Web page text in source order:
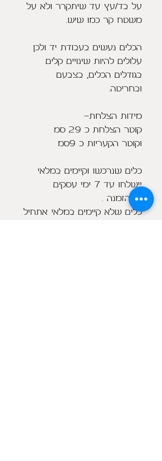
על בד/עץ עד שיתקרר ולא על
משטח קר כמו שיש.
הכלים נעשים בעבודת יד ולכן
עלולים להיות שינויים קלים
בגודלים הכלים, בצבעם
ובחריטה.
מידות הצלחת-
קוטר הצלחת כ 29 סמ
וקוטר הקעריות כ 9סמ
כלים שנרכשו וקיימים במלאי
יישלחו עד 7 ימי עסקים
מההזמנה .
כלים שלא קיימים במלאי אתחיל